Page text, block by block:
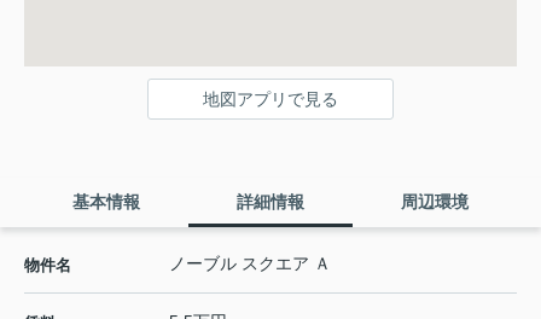
地図アプリで見る
基本情報 詳細情報 周辺環境
物件名 ノーブル スクエア Ａ